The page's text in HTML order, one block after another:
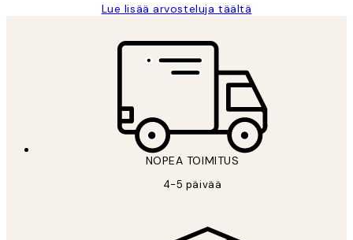
Lue lisää arvosteluja täältä
NOPEA TOIMITUS
4-5 päivää